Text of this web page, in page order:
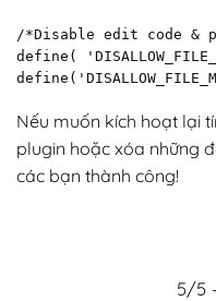
/*Disable edit code &
define(
Nếu muốn kích hoạt lại
plugin hoặc xóa những
các bạn thành công!
5/5